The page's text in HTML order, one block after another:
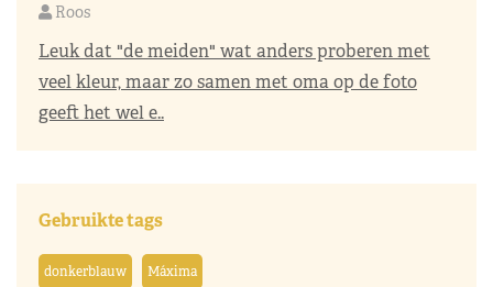
Roos
Leuk dat "de meiden" wat anders proberen met
veel kleur, maar zo samen met oma op de foto
geeft het wel e..
Gebruikte tags
donkerblauw Máxima